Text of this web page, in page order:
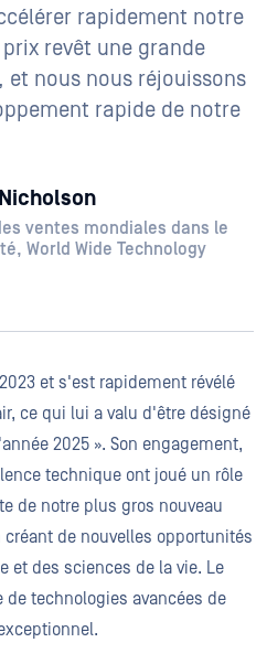
rapidement notre
revêt une grande
nous nous réjouissons
rapide de notre
ventes mondiales dans le
World Wide Technology
2023 et s'est rapidement révélé
ce qui lui a valu d'être désigné
2025 ». Son engagement,
technique ont joué un rôle
de notre plus gros nouveau
de nouvelles opportunités
et des sciences de la vie. Le
de technologies avancées de